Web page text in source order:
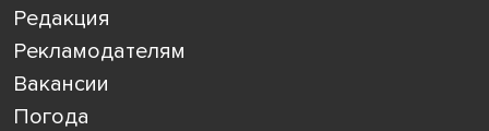
Редакция
Рекламодателям
Вакансии
Погода